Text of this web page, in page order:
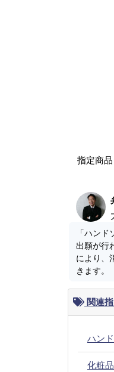
指定商
「ハン
出願が行
により、
きます。
関連
ハン
化粧品